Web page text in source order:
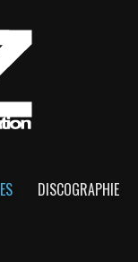
DISCOGRAPHIE